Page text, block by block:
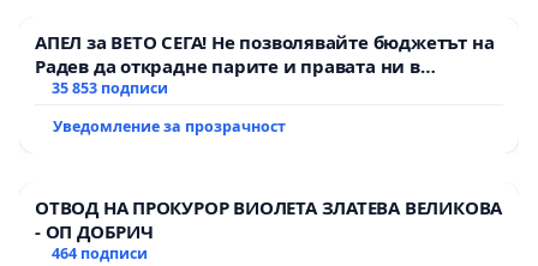
АПЕЛ за ВЕТО СЕГА! Не позволявайте бюджетът на
Радев да открадне парите и правата ни в
тъмното
35 853 подписи
Уведомление за прозрачност
ОТВОД НА ПРОКУРОР ВИОЛЕТА ЗЛАТЕВА ВЕЛИКОВА
- ОП ДОБРИЧ
464 подписи